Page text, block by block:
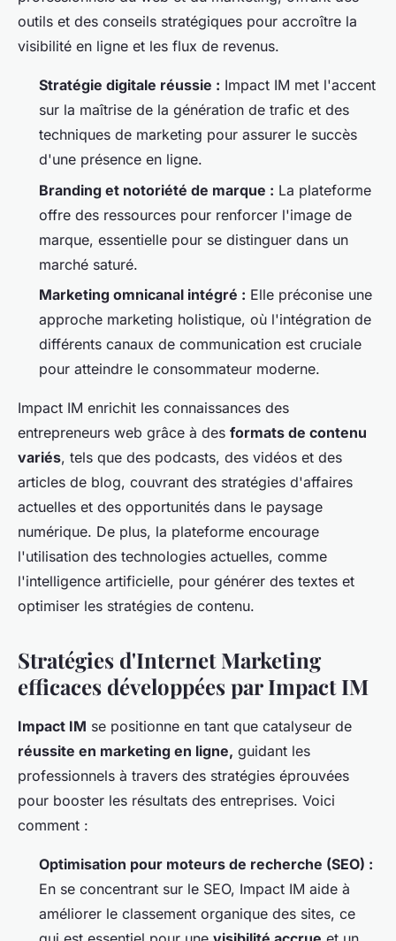
outils et des conseils stratégiques pour accroître la
visibilité en ligne et les flux de revenus.
Stratégie digitale réussie : Impact IM met l'accent
sur la maîtrise de la génération de trafic et des
techniques de marketing pour assurer le succès
d'une présence en ligne.
Branding et notoriété de marque : La plateforme
offre des ressources pour renforcer l'image de
marque, essentielle pour se distinguer dans un
marché saturé.
Marketing omnicanal intégré : Elle préconise une
approche marketing holistique, où l'intégration de
différents canaux de communication est cruciale
pour atteindre le consommateur moderne.
Impact IM enrichit les connaissances des
entrepreneurs web grâce à des formats de contenu
variés, tels que des podcasts, des vidéos et des
articles de blog, couvrant des stratégies d'affaires
actuelles et des opportunités dans le paysage
numérique. De plus, la plateforme encourage
l'utilisation des technologies actuelles, comme
l'intelligence artificielle, pour générer des textes et
optimiser les stratégies de contenu.
Stratégies d'Internet Marketing
efficaces développées par Impact IM
Impact IM se positionne en tant que catalyseur de
réussite en marketing en ligne, guidant les
professionnels à travers des stratégies éprouvées
pour booster les résultats des entreprises. Voici
comment :
Optimisation pour moteurs de recherche (SEO) :
En se concentrant sur le SEO, Impact IM aide à
améliorer le classement organique des sites, ce